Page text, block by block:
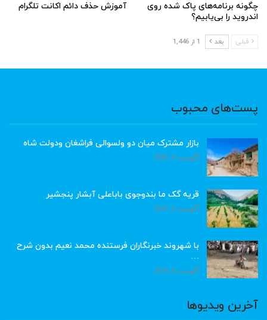
چگونه برنامه‌های پاک شده روی
اندروید را بی‌یابیم؟
آموزش حذف دائم اکانت تلگرام
قبلی بعد 1 از 1,446
پست‌های محبوب
بازار مشترک میان دو ولسوالی فراشغان ودولت شاه
آگوست 8, 2026
قریه گک ما بندوجوی باباعلی آبشار پنجشیر
آگوست 8, 2026
با شهروند خبرنگاران فرستنده محمد نعیم بدون شرح
…
آگوست 8, 2026
آخرین ویدیوها